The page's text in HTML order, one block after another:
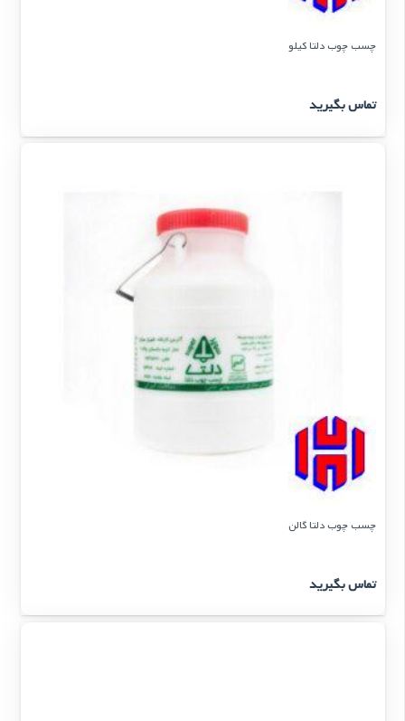
چسب چوب دلتا کیلو
تماس بگیرید
چسب چوب دلتا گالن
تماس بگیرید